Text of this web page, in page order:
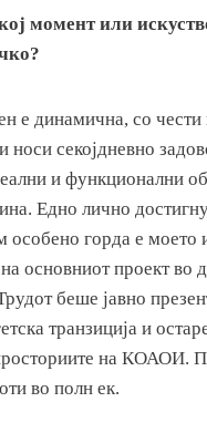
момент или
е динамична, со
носи секојдневно
и функционални
Едно лично
особено горда е моето
основниот проект во
беше јавно
транзиција и
на КОАОИ.
во полн ек.